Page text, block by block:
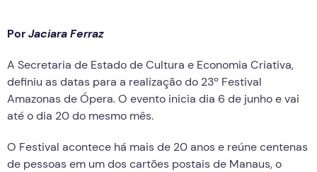
PorJaciara Ferraz
A Secretaria de Estado de Cultura e Economia Criativa,
definiu as datas para a realização do 23º Festival
Amazonas de Ópera. O evento inicia dia 6 de junho e vai
até o dia 20 do mesmo mês.
O Festival acontece há mais de 20 anos e reúne centenas
de pessoas em um dos cartões postais de Manaus, o